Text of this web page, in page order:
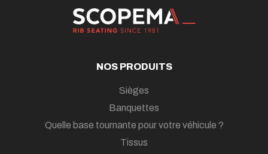
NOS PRODUITS
Sièges
Banquettes
Quelle base tournante pour votre véhicule ?
Tissus